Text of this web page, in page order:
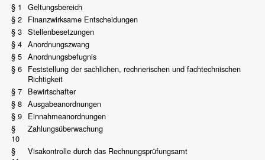
§ 1
Geltungsbereich
§ 2
Finanzwirksame Entscheidungen
§ 3 Stellenbesetzungen
§ 4 Anordnungszwang
§ 5 Anordnungsbefugnis
§ 6
Feststellung der sachlichen, rechnerischen und fachtechnischen
Richtigkeit
§ 7
Bewirtschafter
§ 8 Ausgabeanordnungen
§ 9
Einnahmeanordnungen
§
10
Zahlungsüberwachung
§
Visakontrolle durch das Rechnungsprüfungsamt